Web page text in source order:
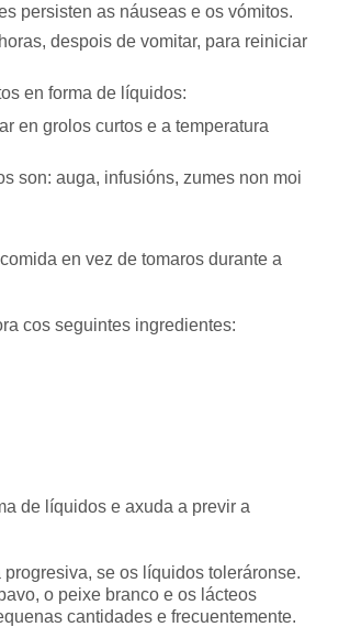
persisten as náuseas e os vómitos.
despois de vomitar, para reiniciar
en forma de líquidos:
en grolos curtos e a temperatura
son: auga, infusións, zumes non moi
en vez de tomaros durante a
cos seguintes ingredientes:
de líquidos e axuda a previr a
se os líquidos toleráronse.
o peixe branco e os lácteos
cantidades e frecuentemente.